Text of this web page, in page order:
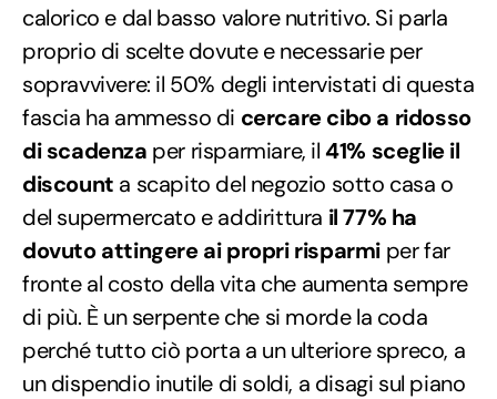
calorico e dal basso valore nutritivo. Si parla
proprio di scelte dovute e necessarie per
sopravvivere: il 50% degli intervistati di questa
fascia ha ammesso di cercare cibo a ridosso
di scadenza per risparmiare, il41% sceglie il
discount a scapito del negozio sotto casa o
del supermercato e addirittura il 77% ha
dovuto attingere ai propri risparmi per far
fronte al costo della vita che aumenta sempre
di più. È un serpente che si morde la coda
perché tutto ciò porta a un ulteriore spreco, a
un dispendio inutile di soldi, a disagi sul piano